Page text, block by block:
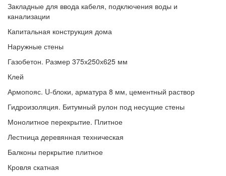
Закладные для ввода кабеля, подключения воды и
канализации
Капитальная конструкция дома
Наружные стены
Газобетон. Размер 375х250х625 мм
Клей
Армопояс. U-блоки, арматура 8 мм, цементный раствор
Гидроизоляция. Битумный рулон под несущие стены
Монолитное перекрытие. Плитное
Лестница деревянная техническая
Балконы перкрытие плитное
Кровля скатная